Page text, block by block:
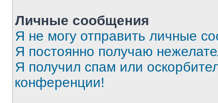
Личные сообщения
Я не могу отправить личные
Я постоянно получаю
Я получил спам или
конференции!